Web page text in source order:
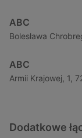
ABC
Bolesława
ABC
Armii Krajowej, 1,
Dodatkowe